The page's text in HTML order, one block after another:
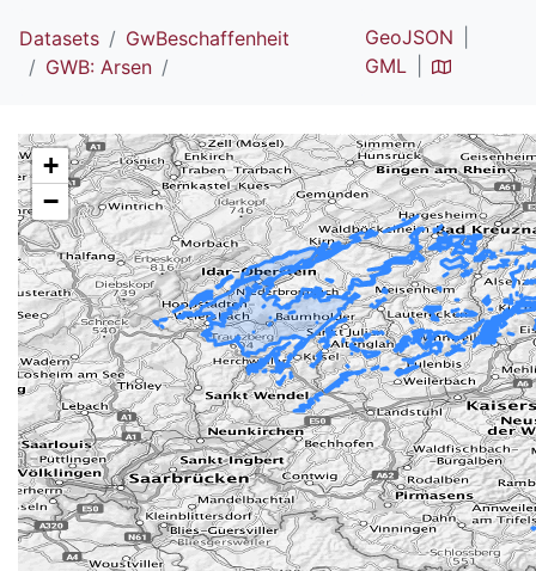
Datasets
GwBeschaffenheit
GWB: Arsen
GeoJSON
GML
+
−